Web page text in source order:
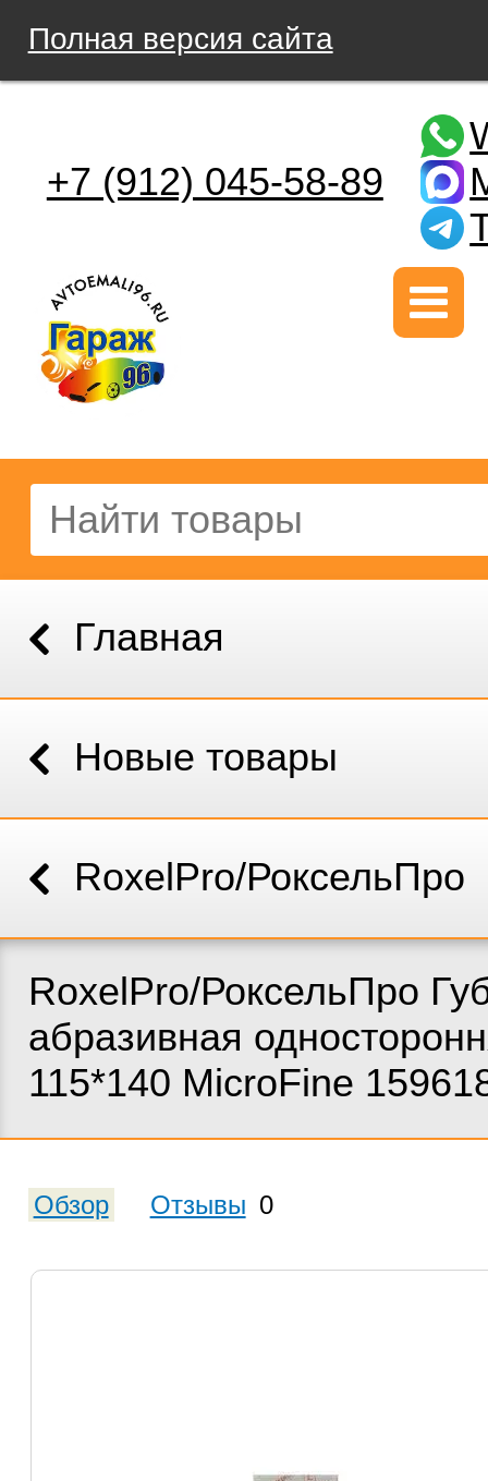
Полная версия сайта
+7 (912) 045-58-89
Главная
Новые товары
RoxelPro/РоксельПро
RoxelPro/РоксельПро
абразивная
115*140 MicroFine
Обзор Отзывы 0